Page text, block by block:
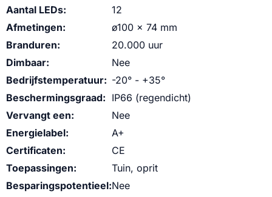
Aantal LEDs:
12
Afmetingen:
ø100 x 74 mm
Branduren:
20.000 uur
Dimbaar:
Nee
Bedrijfstemperatuur: -20° - +35°
Beschermingsgraad: IP66 (regendicht)
Vervangt een:
Nee
Energielabel:
A+
Certificaten:
CE
Toepassingen:
Tuin, oprit
Besparingspotentieel:Nee